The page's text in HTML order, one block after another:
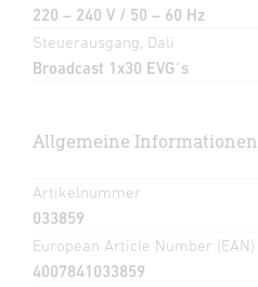
220 – 240 V / 50 – 60 Hz
Steuerausgang, Dali
Broadcast 1x30 EVG´s
Allgemeine Informationen
Artikelnummer
033859
European Article Number (EAN)
4007841033859